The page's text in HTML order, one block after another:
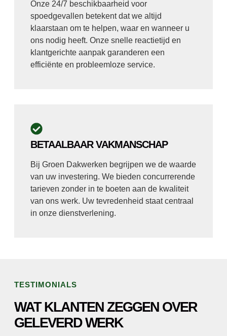
Onze 24/7 beschikbaarheid voor
spoedgevallen betekent dat we altijd
klaarstaan om te helpen, waar en wanneer u
ons nodig heeft. Onze snelle reactietijd en
klantgerichte aanpak garanderen een
efficiënte en probleemloze service.
BETAALBAAR VAKMANSCHAP
Bij Groen Dakwerken begrijpen we de waarde
van uw investering. We bieden concurrerende
tarieven zonder in te boeten aan de kwaliteit
van ons werk. Uw tevredenheid staat centraal
in onze dienstverlening.
TESTIMONIALS
WAT KLANTEN ZEGGEN OVER
GELEVERD WERK